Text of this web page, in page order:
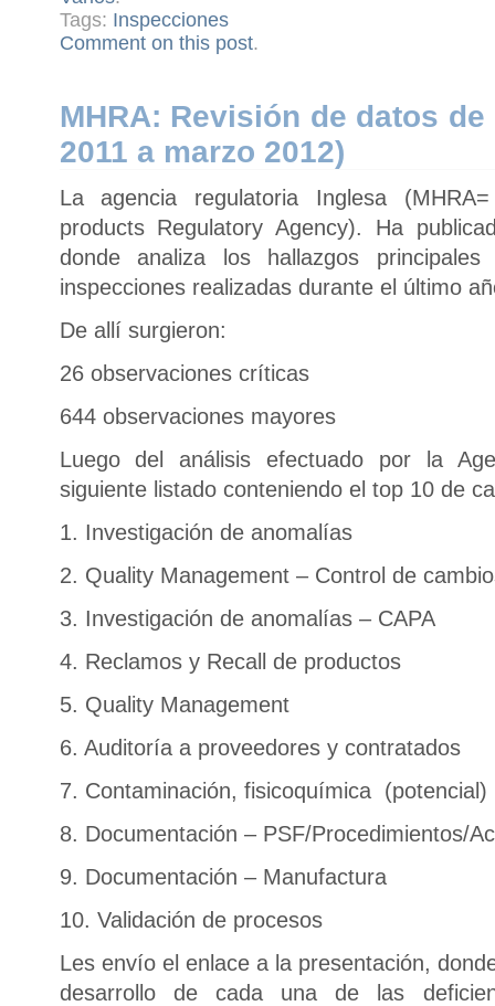
Tags: Inspecciones
Comment on this post.
MHRA: Revisión de datos
2011 a marzo 2012)
La agencia regulatoria Inglesa
products Regulatory Agency). Ha
donde analiza los hallazgos
inspecciones realizadas durante el último
De allí surgieron:
26 observaciones críticas
644 observaciones mayores
Luego del análisis efectuado por la
siguiente listado conteniendo el top 10 de
1. Investigación de anomalías
2. Quality Management – Control de
3. Investigación de anomalías – CAPA
4. Reclamos y Recall de productos
5. Quality Management
6. Auditoría a proveedores y contratados
7. Contaminación, fisicoquímica (potencial)
8. Documentación – PSF/Procedimientos/
9. Documentación – Manufactura
10. Validación de procesos
Les envío el enlace a la presentación,
desarrollo de cada una de las